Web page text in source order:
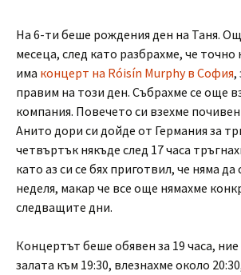
На 6-ти беше рождения ден на Таня.
месеца, след като разбрахме, че
има концерт на Róisín Murphy в София,
правим на този ден. Събрахме се още
компания. Повечето си взехме
Анито дори си дойде от Германия за
четвъртък някъде след 17 часа
като аз си се бях приготвил, че няма да
неделя, макар че все още нямахме
следващите дни.
Концертът беше обявен за 19 часа,
залата към 19:30, влезнахме около